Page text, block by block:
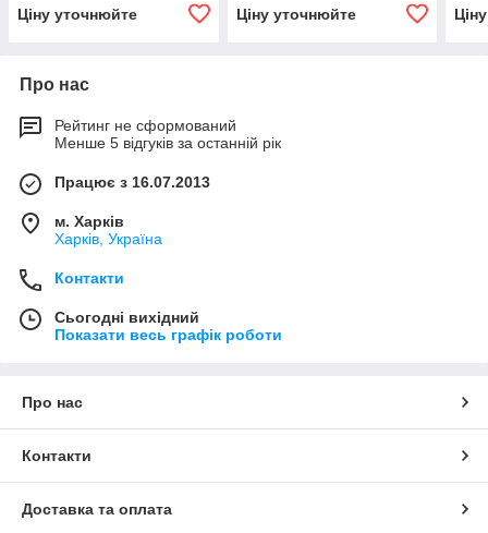
Ціну уточнюйте Ціну уточнюйте
Про нас
Рейтинг не сформований
Менше 5 відгуків за останній рік
Працює з 16.07.2013
м. Харків
Харків, Україна
Контакти
Сьогодні вихідний
Показати весь графік роботи
Про нас
Контакти
Доставка та оплата